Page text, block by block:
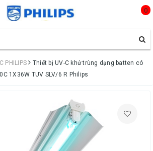
0
PHILIPS
Thiết bị UV-C khử trùng dạng batten có
1X36W TUV SLV/6 R Philips